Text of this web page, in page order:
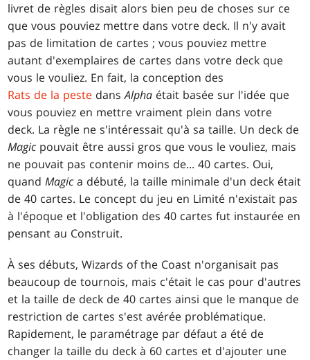
livret de règles disait alors bien peu de choses sur ce
que vous pouviez mettre dans votre deck. Il n'y avait
pas de limitation de cartes ; vous pouviez mettre
autant d'exemplaires de cartes dans votre deck que
vous le vouliez. En fait, la conception des
Rats de la peste dansAlpha était basée sur l'idée que
vous pouviez en mettre vraiment plein dans votre
deck. La règle ne s'intéressait qu'à sa taille. Un deck de
Magic pouvait être aussi gros que vous le vouliez, mais
ne pouvait pas contenir moins de... 40 cartes. Oui,
quandMagic a débuté, la taille minimale d'un deck était
de 40 cartes. Le concept du jeu en Limité n'existait pas
à l'époque et l'obligation des 40 cartes fut instaurée en
pensant au Construit.
À ses débuts, Wizards of the Coast n'organisait pas
beaucoup de tournois, mais c'était le cas pour d'autres
et la taille de deck de 40 cartes ainsi que le manque de
restriction de cartes s'est avérée problématique.
Rapidement, le paramétrage par défaut a été de
changer la taille du deck à 60 cartes et d'ajouter une